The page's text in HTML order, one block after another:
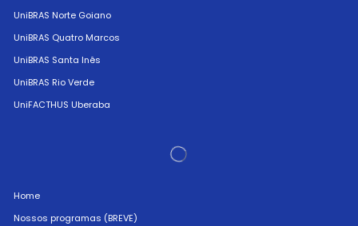
UniBRAS Norte Goiano
UniBRAS Quatro Marcos
UniBRAS Santa Inês
UniBRAS Rio Verde
UniFACTHUS Uberaba
Home
Nossos programas (BREVE)